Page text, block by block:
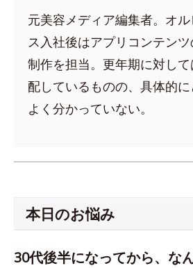
元美容メディア編集者。オ
ス入社後はアプリコンテン
制作を担当。更年期に対し
配しているものの、具体的
よく分かっていない。
本日のお悩み
30代後半になってから、な